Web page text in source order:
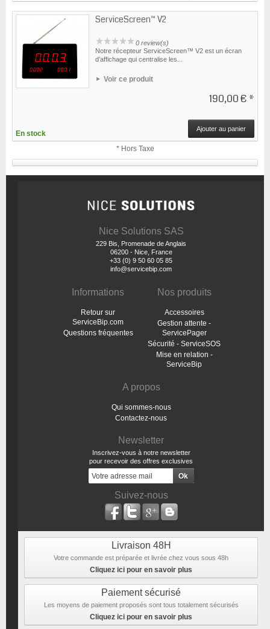
ServiceScreen™ V2
0 review(s)
Notre récepteur ServiceScreen™ V2 est un écran
d’affichage qui centralise les...
Voir ce produit
190,00 € *
En stock
Ajouter au panier
* Hors Taxe
Nice Solutions SAS
229 Bis, Promenade de Anglais
06200 - Nice, France
+33 (0) 9 50 60 05 85
info@servicebip.com
Informations
Retour sur
ServiceBip.com
Questions fréquentes
Nos produits
Accessoires
Gestion attente -
ServicePager
Sécurité - ServiceSOS
Mise en relation -
ServiceBip
A propos
Qui sommes-nous
Contactez-nous
Newsletter
Inscrivez-vous à notre newsletter
pour recevoir des offres exclusives
Suivez-nous
Livraison 48H
Votre commande est préparée et livrée chez vous sous 48h
Cliquez ici pour en savoir plus
Paiement sécurisé
Les moyens de paiement proposés sont tous totalement sécurisés
Cliquez ici pour en savoir plus